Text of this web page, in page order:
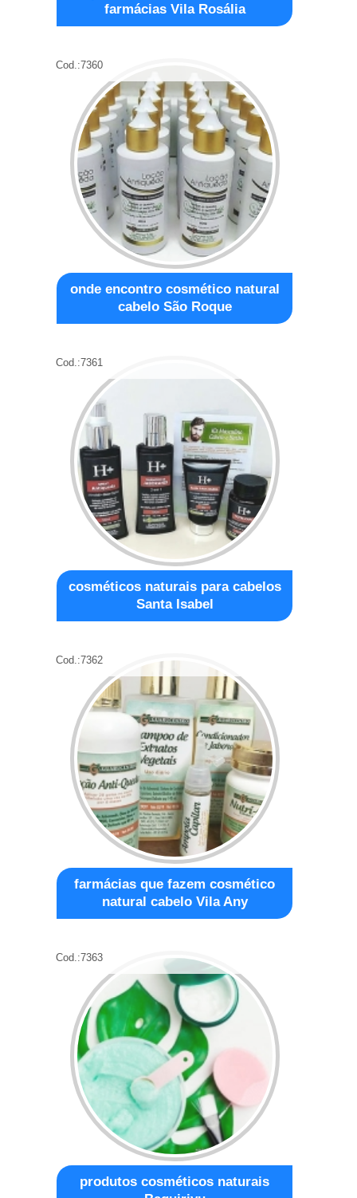
farmácias Vila Rosália
Cod.:7360
onde encontro cosmético natural
cabelo São Roque
Cod.:7361
cosméticos naturais para cabelos
Santa Isabel
Cod.:7362
farmácias que fazem cosmético
natural cabelo Vila Any
Cod.:7363
produtos cosméticos naturais